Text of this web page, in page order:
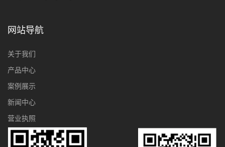
网站导航
关于我们
产品中心
案例展示
新闻中心
营业执照